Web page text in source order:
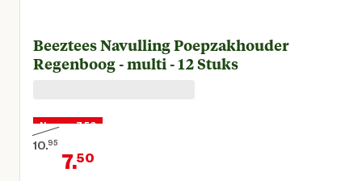
Beeztees Navulling Poepzakhouder
Regenboog - multi - 12 Stuks
Nu voor 7,50
10.95
Oorspronkelijke prijs € 10,95
7.50